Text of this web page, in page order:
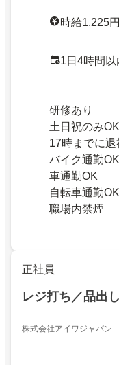
時給1,225円
1日4時間以
研修あり
土日祝のみOK
17時までに退
バイク通勤OK
車通勤OK
自転車通勤OK
職場内禁煙
正社員
レジ打ち／品出
株式会社アイワジャパン